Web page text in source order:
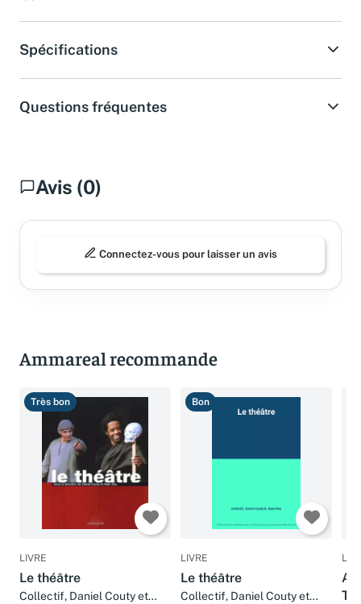
Spécifications
Questions fréquentes
Avis (0)
Connectez-vous pour laisser un avis
Ammareal recommande
Très bon
LIVRE
Le théâtre
Collectif, Daniel Couty et
Bon
LIVRE
Le théâtre
Collectif, Daniel Couty et